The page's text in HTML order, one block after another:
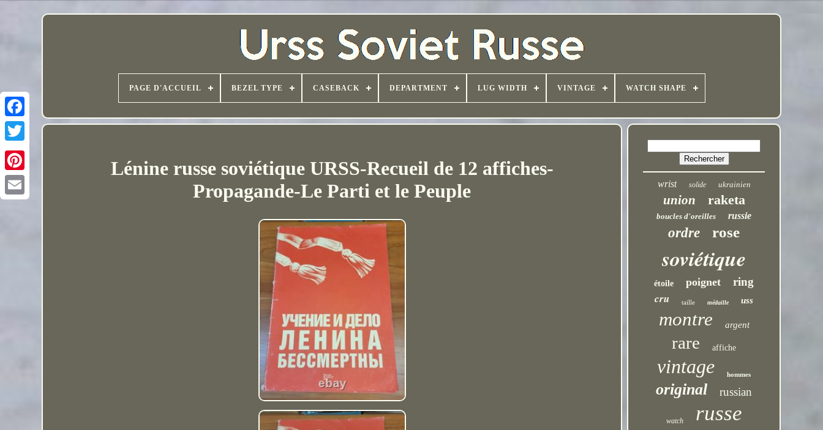
PAGE D'ACCUEIL BEZEL TYPE CASEBACK DEPARTMENT LUG WIDTH VINTAGE WATCH SHAPE
Lénine russe soviétique URSS-Recueil de 12 affiches-
Propagande-Le Parti et le Peuple
wrist solide ukrainien
union raketa
boucles d'oreilles russie
ordre rose
soviétique
étoile poignet ring
cru taille médaille uss
montre argent
rare affiche
vintage hommes
original russian
watch russe